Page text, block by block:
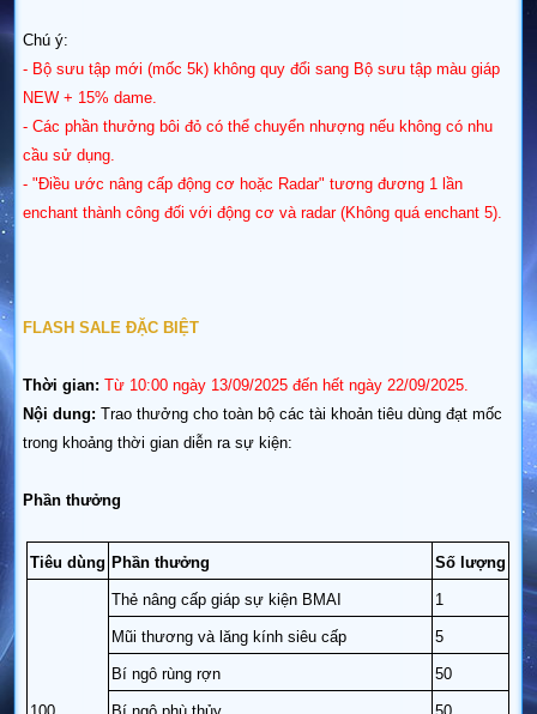
Chú ý:
- Bộ sưu tập mới (mốc 5k) không quy đổi sang Bộ sưu tập màu giáp
NEW + 15% dame.
- Các phần thưởng bôi đỏ có thể chuyển nhượng nếu không có nhu
cầu sử dụng.
- "Điều ước nâng cấp động cơ hoặc Radar" tương đương 1 lần
enchant thành công đối với động cơ và radar (Không quá enchant 5).
FLASH SALE ĐẶC BIỆT
Thời gian: Từ 10:00ngày 13/09/2025 đến hết ngày 22/09/2025.
Nội dung: Trao thưởng cho toàn bộ các tài khoản tiêu dùng đạt mốc
trong khoảng thời gian diễn ra sự kiện:
Phần thưởng
Tiêu dùng Phần thưởng Số lượng
Thẻ nâng cấp giáp sự kiện BMAI 1
Mũi thương và lăng kính siêu cấp 5
Bí ngô rùng rợn 50